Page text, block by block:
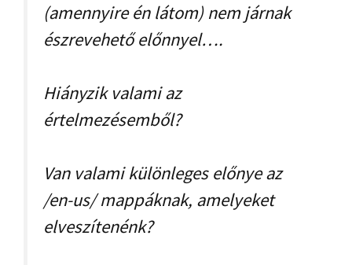
(amennyire én látom) nem járnak
észrevehető előnnyel….
Hiányzik valami az
értelmezésemből?
Van valami különleges előnye az
/en-us/ mappáknak, amelyeket
elveszítenénk?